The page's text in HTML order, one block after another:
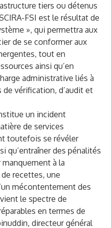
tiers ou détenus
FSI est le résultat de
», qui permettra aux
de se conformer aux
tout en
ainsi qu’en
administrative liés à
de vérification, d’audit et
un incident
de services
toutefois se révéler
qu’entraîner des pénalités
à la
recettes, une
mécontentement des
le spectre de
en termes de
directeur général